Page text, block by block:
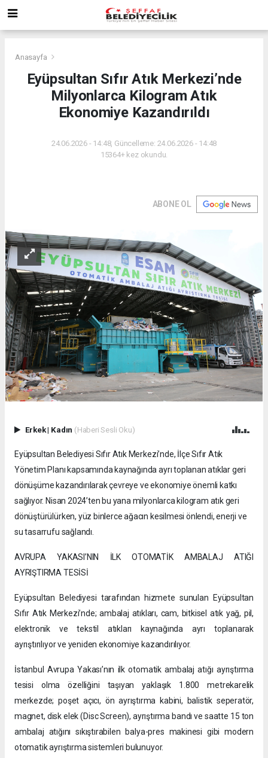
Anasayfa
Eyüpsultan Sıfır Atık Merkezi’nde
Milyonlarca Kilogram Atık
Ekonomiye Kazandırıldı
24.06.2026 - 14:48, Güncelleme: 24.06.2026 - 14:48
15364+ kez okundu.
ABONE OL
Erkek| Kadın (Haberi Sesli Oku)
Eyüpsultan Belediyesi Sıfır Atık Merkezi’nde, İlçe Sıfır Atık
Yönetim Planı kapsamında kaynağında ayrı toplanan atıklar geri
dönüşüme kazandırılarak çevreye ve ekonomiye önemli katkı
sağlıyor. Nisan 2024’ten bu yana milyonlarca kilogram atık geri
dönüştürülürken, yüz binlerce ağacın kesilmesi önlendi, enerji ve
su tasarrufu sağlandı.
AVRUPA YAKASI’NIN İLK OTOMATİK AMBALAJ ATIĞI
AYRIŞTIRMA TESİSİ
Eyüpsultan Belediyesi tarafından hizmete sunulan Eyüpsultan
Sıfır Atık Merkezi’nde; ambalaj atıkları, cam, bitkisel atık yağ, pil,
elektronik ve tekstil atıkları kaynağında ayrı toplanarak
ayrıştırılıyor ve yeniden ekonomiye kazandırılıyor.
İstanbul Avrupa Yakası’nın ilk otomatik ambalaj atığı ayrıştırma
tesisi olma özelliğini taşıyan yaklaşık 1.800 metrekarelik
merkezde; poşet açıcı, ön ayrıştırma kabini, balistik seperatör,
magnet, disk elek (Disc Screen), ayrıştırma bandı ve saatte 15 ton
ambalaj atığını sıkıştırabilen balya-pres makinesi gibi modern
otomatik ayrıştırma sistemleri bulunuyor.